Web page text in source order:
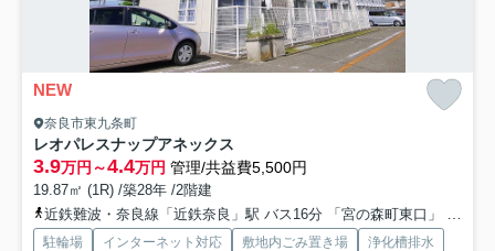
NEW
奈良市東九条町
レオパレスナップアネックス
3.9万円～4.4万円 管理/共益費5,500円
19.87㎡ (1R) /築28年 /2階建
近鉄難波・奈良線「近鉄奈良」駅 バス16分 「宮の森町東口」 停歩2分
駐輪場 インターネット対応 敷地内ごみ置き場 浄化槽排水